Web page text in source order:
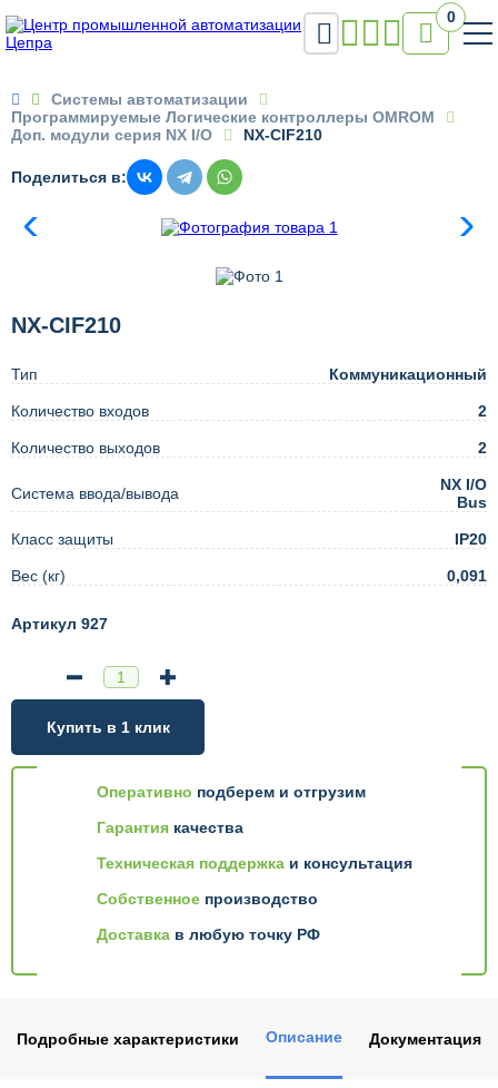
 0

Системы автоматизации
Программируемые Логические контроллеры OMROM
Доп. модули серия NX I/O
NX-CIF210
Поделиться в:
NX-CIF210
Тип Коммуникационный
Количество входов 2
Количество выходов 2
Система ввода/вывода
NX I/O
Bus
Класс защиты IP20
Вес (кг) 0,091
Артикул 927
Оперативно подберем и отгрузим
Гарантия качества
Техническая поддержка и консультация
Собственное производство
Доставка в любую точку РФ
Купить в 1 клик
Подробные характеристики Описание Документация